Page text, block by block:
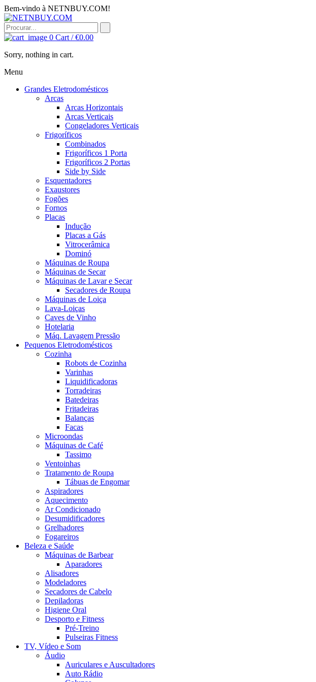
Bem-vindo à NETNBUY.COM!
0 Cart /€0.00
Sorry, nothing in cart.
Menu
Grandes Eletrodomésticos
Arcas
Arcas Horizontais
Arcas Verticais
Congeladores Verticais
Frigoríficos
Combinados
Frigoríficos 1 Porta
Frigoríficos 2 Portas
Side by Side
Esquentadores
Exaustores
Fogões
Fornos
Placas
Indução
Placas a Gás
Vitrocerâmica
Dominó
Máquinas de Roupa
Máquinas de Secar
Máquinas de Lavar e Secar
Secadores de Roupa
Máquinas de Loiça
Lava-Loiças
Caves de Vinho
Hotelaria
Máq. Lavagem Pressão
Pequenos Eletrodomésticos
Cozinha
Robots de Cozinha
Varinhas
Liquidificadoras
Torradeiras
Batedeiras
Fritadeiras
Balanças
Facas
Microondas
Máquinas de Café
Tassimo
Ventoinhas
Tratamento de Roupa
Tábuas de Engomar
Aspiradores
Aquecimento
Ar Condicionado
Desumidificadores
Grelhadores
Fogareiros
Beleza e Saúde
Máquinas de Barbear
Aparadores
Alisadores
Modeladores
Secadores de Cabelo
Depiladoras
Higiene Oral
Desporto e Fitness
Pré-Treino
Pulseiras Fitness
TV, Vídeo e Som
Áudio
Auriculares e Auscultadores
Auto Rádio